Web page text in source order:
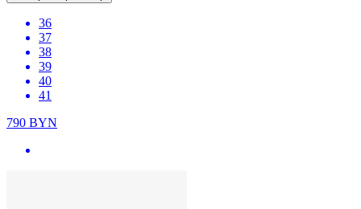
36
37
38
39
40
41
790 BYN